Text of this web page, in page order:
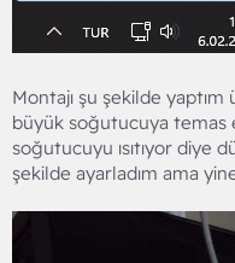
Montajı şu şekilde yaptım
büyük soğutucuya temas
soğutucuyu ısıtıyor diye
şekilde ayarladım ama